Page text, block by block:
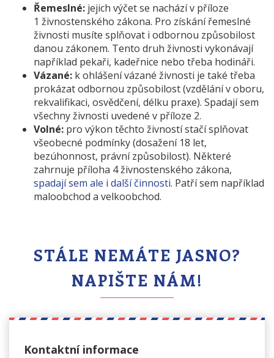
Řemeslné: jejich výčet se nachází v příloze
1 živnostenského zákona. Pro získání řemeslné
živnosti musíte splňovat i odbornou způsobilost
danou zákonem. Tento druh živnosti vykonávají
například pekaři, kadeřnice nebo třeba hodináři.
Vázané: k ohlášení vázané živnosti je také třeba
prokázat odbornou způsobilost (vzdělání v oboru,
rekvalifikaci, osvědčení, délku praxe). Spadají sem
všechny živnosti uvedené v příloze 2.
Volné: pro výkon těchto živností stačí splňovat
všeobecné podmínky (dosažení 18 let,
bezúhonnost, právní způsobilost). Některé
zahrnuje příloha 4 živnostenského zákona,
spadají sem ale i další činnosti. Patří sem například
maloobchod a velkoobchod.
STÁLE NEMÁTE JASNO?
NAPIŠTE NÁM!
Kontaktní informace